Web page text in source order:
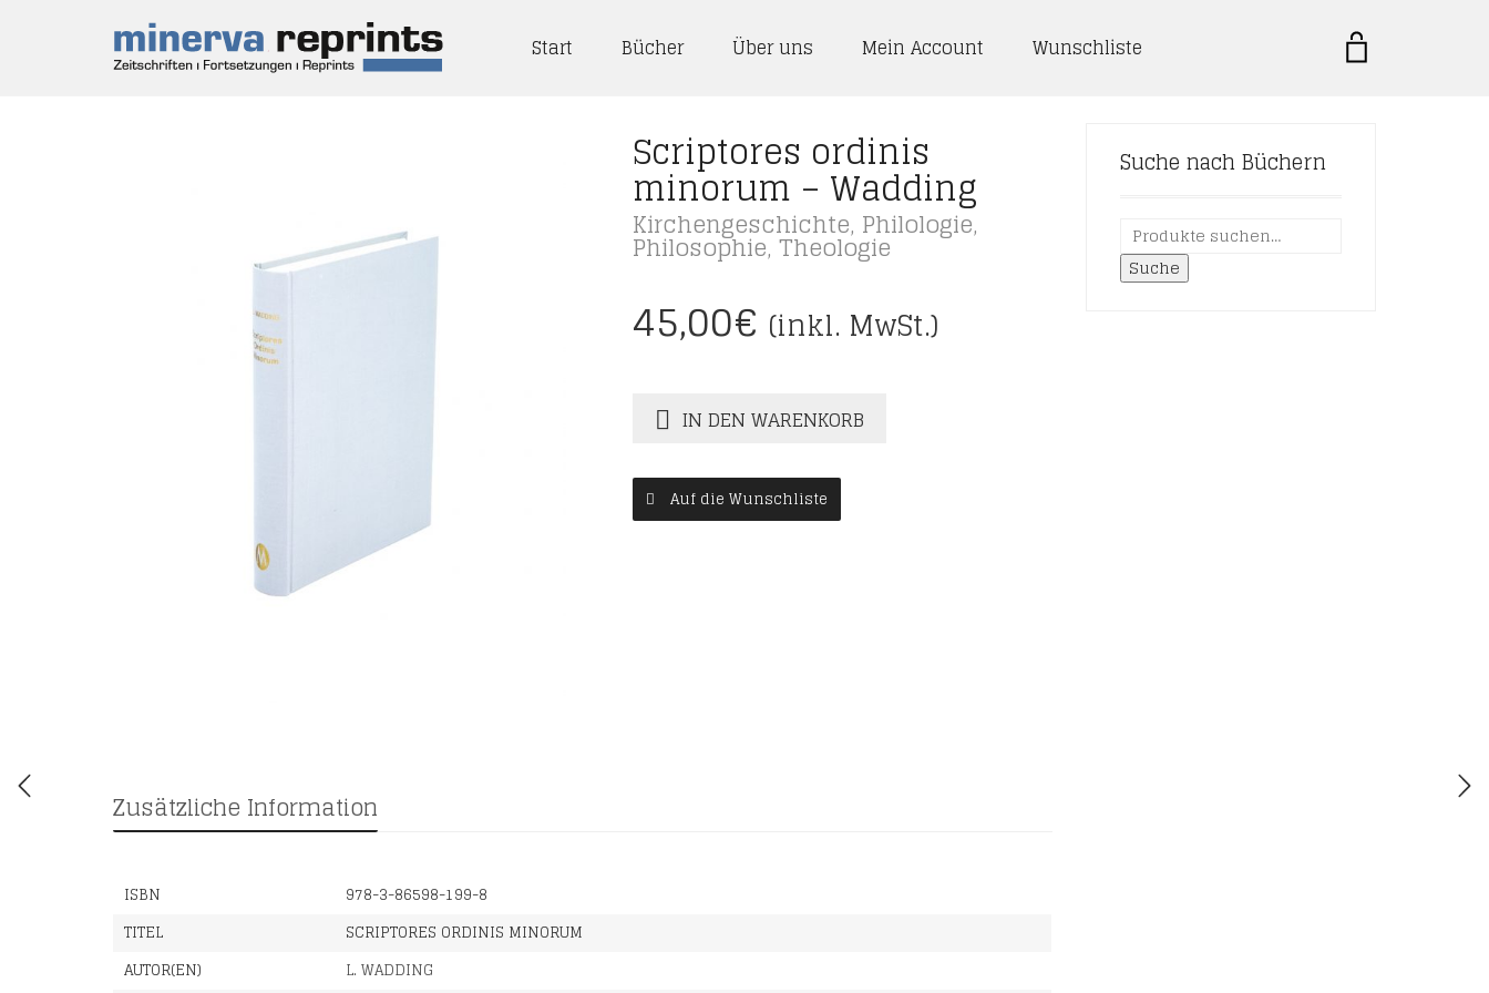
Start Bücher Über uns Mein Account Wunschliste
Scriptores ordinis
minorum – Wadding
Kirchengeschichte, Philologie,
Philosophie,Theologie
45,00€ (inkl. MwSt.)
IN DEN WARENKORB
Auf die Wunschliste
Zusätzliche Information
ISBN
978-3-86598-199-8
TITEL
SCRIPTORES ORDINIS MINORUM
AUTOR(EN)
L. WADDING
Suche nach Büchern
Suche